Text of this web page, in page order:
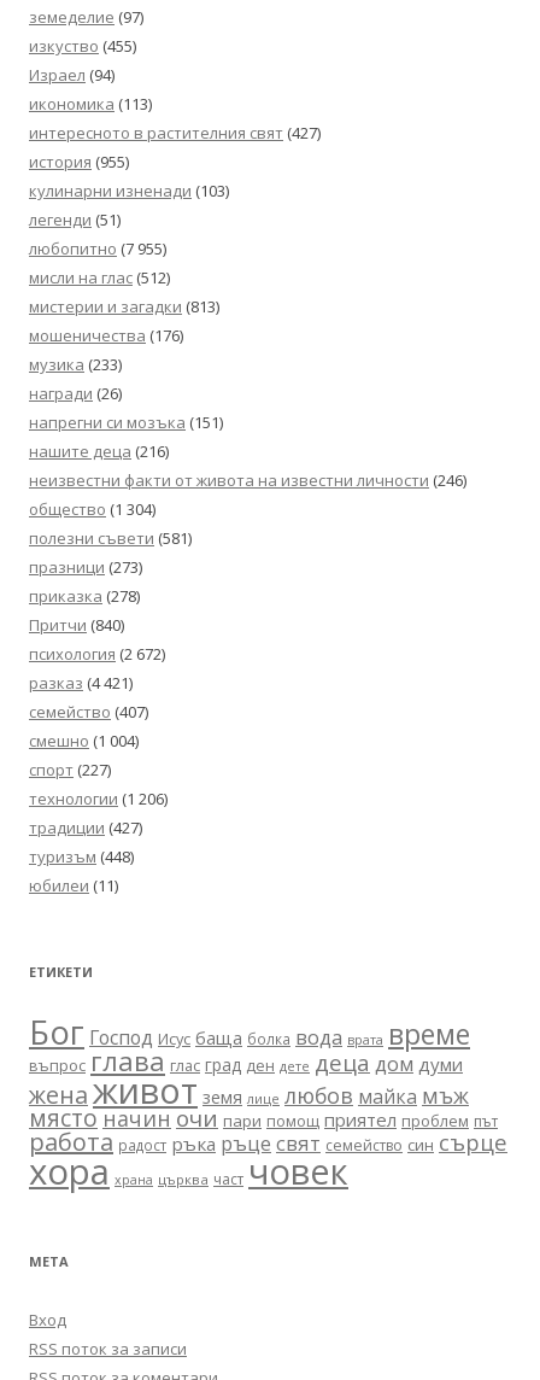
земеделие (97)
изкуство (455)
Израел (94)
икономика (113)
интересното в растителния свят (427)
история (955)
кулинарни изненади (103)
легенди (51)
любопитно (7 955)
мисли на глас (512)
мистерии и загадки (813)
мошеничества (176)
музика (233)
награди (26)
напрегни си мозъка (151)
нашите деца (216)
неизвестни факти от живота на известни личности (246)
общество (1 304)
полезни съвети (581)
празници (273)
приказка (278)
Притчи (840)
психология (2 672)
разказ (4 421)
семейство (407)
смешно (1 004)
спорт (227)
технологии (1 206)
традиции (427)
туризъм (448)
юбилеи (11)
ЕТИКЕТИ
Бог Господ Исус баща болка вода врата време
въпрос глава глас град ден дете деца дом думи
женаживот земя лице любов майка мъж
мястоначиночи пари помощ приятел проблем път
работа радост ръка ръце свят семейство син сърце
хора храна църква част човек
МЕТА
Вход
RSS поток за записи